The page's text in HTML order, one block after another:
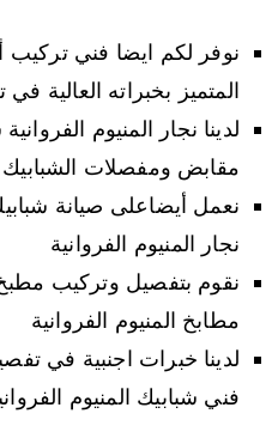
نوفر لكم ايضا فني تركيب
المتميز بخبراته العالية
لدينا نجار المنيوم
مقابض ومفصلات الشبابيك
نعمل أيضاعلى صيانة
نجار المنيوم الفروانية
نقوم بتفصيل وتركيب
مطابخ المنيوم الفروانية
لدينا خبرات اجنبية في
فني شبابيك المنيوم